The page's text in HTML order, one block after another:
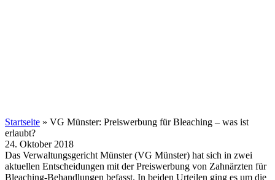
Startseite » VG Münster: Preiswerbung für Bleaching – was ist
erlaubt?
24. Oktober 2018
Das Verwaltungsgericht Münster (VG Münster) hat sich in zwei
aktuellen Entscheidungen mit der Preiswerbung von Zahnärzten für
Bleaching-Behandlungen befasst. In beiden Urteilen ging es um die